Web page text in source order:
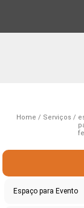
Home Serviços
Espaço para Evento